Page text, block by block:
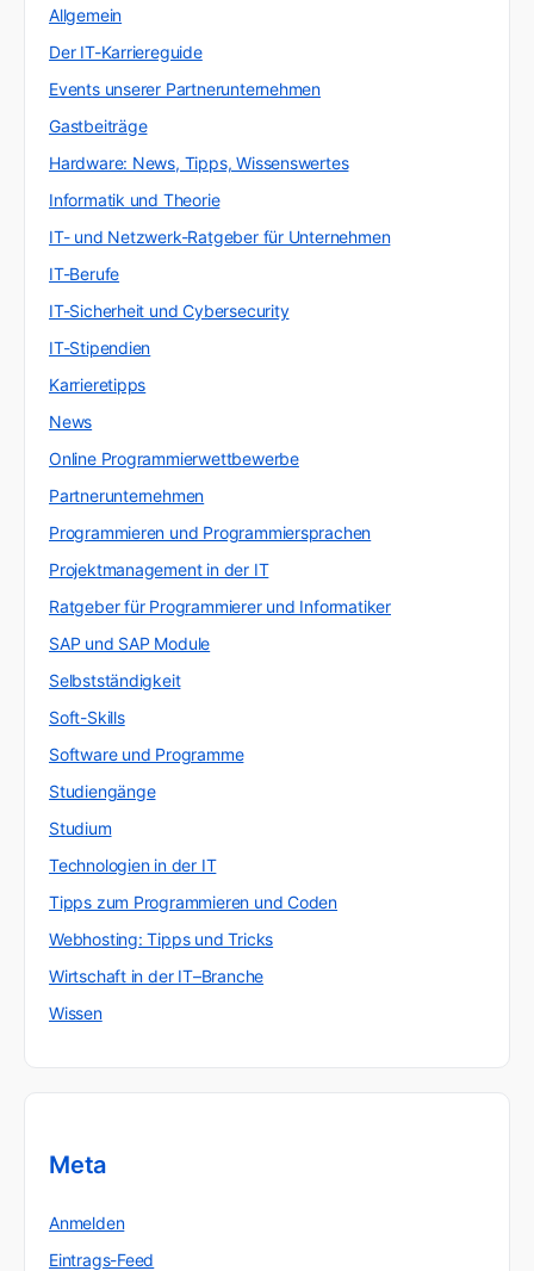
Allgemein
Der IT-Karriereguide
Events unserer Partnerunternehmen
Gastbeiträge
Hardware: News, Tipps, Wissenswertes
Informatik und Theorie
IT- und Netzwerk-Ratgeber für Unternehmen
IT-Berufe
IT-Sicherheit und Cybersecurity
IT-Stipendien
Karrieretipps
News
Online Programmierwettbewerbe
Partnerunternehmen
Programmieren und Programmiersprachen
Projektmanagement in der IT
Ratgeber für Programmierer und Informatiker
SAP und SAP Module
Selbstständigkeit
Soft-Skills
Software und Programme
Studiengänge
Studium
Technologien in der IT
Tipps zum Programmieren und Coden
Webhosting: Tipps und Tricks
Wirtschaft in der IT–Branche
Wissen
Meta
Anmelden
Eintrags-Feed